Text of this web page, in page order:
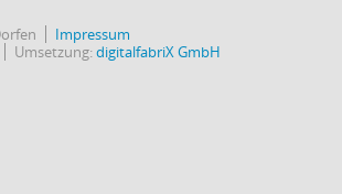
Impressum
Umsetzung:digitalfabriX GmbH